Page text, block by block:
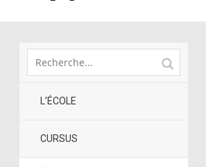
L’ÉCOLE
CURSUS